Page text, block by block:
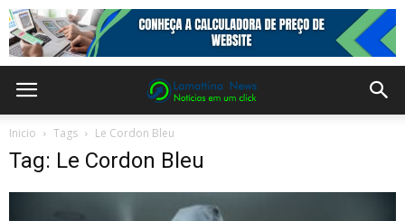
Inicio Tags Le Cordon Bleu
Tag: Le Cordon Bleu